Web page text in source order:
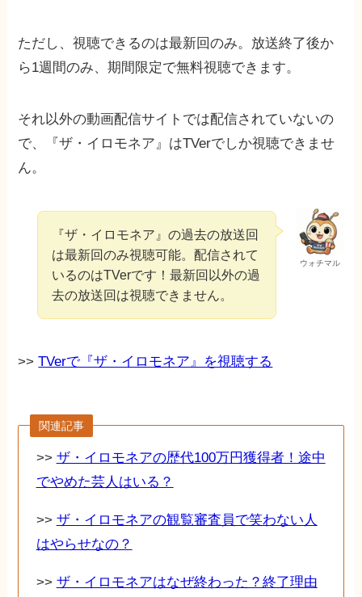
ただし、視聴できるのは最新回のみ。放送終了後か
ら1週間のみ、期間限定で無料視聴できます。
それ以外の動画配信サイトでは配信されていないの
で、『ザ・イロモネア』はTVerでしか視聴できませ
ん。
ウォチマル
『ザ・イロモネア』の過去の放送回
は最新回のみ視聴可能。配信されて
いるのはTVerです！最新回以外の過
去の放送回は視聴できません。
>>TVerで『ザ・イロモネア』を視聴する
関連記事
>> ザ・イロモネアの歴代100万円獲得者！途中
でやめた芸人はいる？
>> ザ・イロモネアの観覧審査員で笑わない人
はやらせなの？
>> ザ・イロモネアはなぜ終わった？終了理由